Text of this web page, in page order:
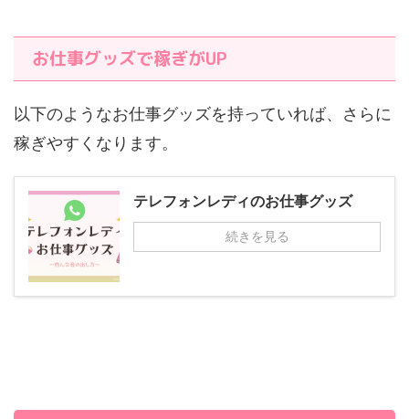
お仕事グッズで稼ぎがUP
以下のようなお仕事グッズを持っていれば、さらに
稼ぎやすくなります。
テレフォンレディのお仕事グッズ
続きを見る